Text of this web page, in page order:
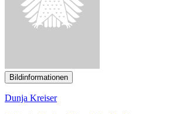
© Dunja Kreiser/Photothek Media
Kreiser, Dunja